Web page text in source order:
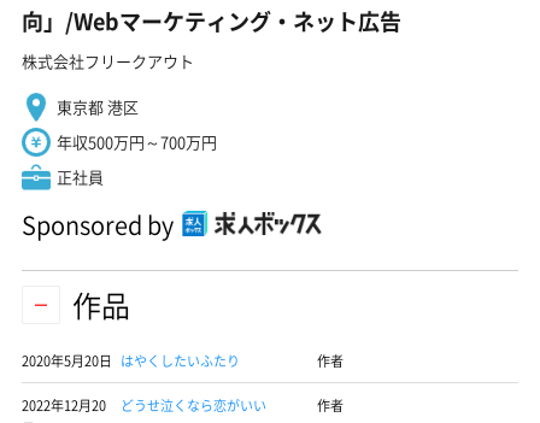
向」/Webマーケティング・ネット広告
株式会社フリークアウト
東京都 港区
年収500万円～700万円
正社員
Sponsored by
作品
2020年5月20日 はやくしたいふたり 作者
2022年12月20
どうせ泣くなら恋がいい 作者